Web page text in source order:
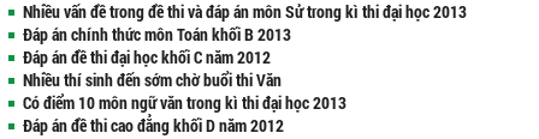
Nhiều vấn đề trong đề thi và đáp án môn Sử trong kì thi đại học 2013
Đáp án chính thức môn Toán khối B 2013
Đáp án đề thi đại học khối C năm 2012
Nhiều thí sinh đến sớm chờ buổi thi Văn
Có điểm 10 môn ngữ văn trong kì thi đại học 2013
Đáp án đề thi cao đẳng khối D năm 2012